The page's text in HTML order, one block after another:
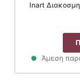
Inart
Άμεση